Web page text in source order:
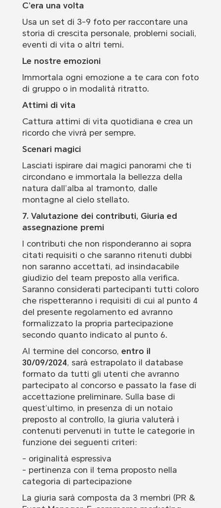
C’era una volta
Usa un set di 3-9 foto per raccontare una
storia di crescita personale, problemi sociali,
eventi di vita o altri temi.
Le nostre emozioni
Immortala ogni emozione a te cara con foto
di gruppo o in modalità ritratto.
Attimi di vita
Cattura attimi di vita quotidiana e crea un
ricordo che vivrà per sempre.
Scenari magici
Lasciati ispirare dai magici panorami che ti
circondano e immortala la bellezza della
natura dall’alba al tramonto, dalle
montagne al cielo stellato.
7. Valutazione dei contributi, Giuria ed
assegnazione premi
I contributi che non risponderanno ai sopra
citati requisiti o che saranno ritenuti dubbi
non saranno accettati, ad insindacabile
giudizio del team preposto alla verifica.
Saranno considerati partecipanti tutti coloro
che rispetteranno i requisiti di cui al punto 4
del presente regolamento ed avranno
formalizzato la propria partecipazione
secondo quanto indicato al punto 6.
Al termine del concorso, entro il
30/09/2024, sarà estrapolato il database
formato da tutti gli utenti che avranno
partecipato al concorso e passato la fase di
accettazione preliminare. Sulla base di
quest’ultimo, in presenza di un notaio
preposto al controllo, la giuria valuterà i
contenuti pervenuti in tutte le categorie in
funzione dei seguenti criteri:
- originalità espressiva
- pertinenza con il tema proposto nella
categoria di partecipazione
La giuria sarà composta da 3 membri (PR &